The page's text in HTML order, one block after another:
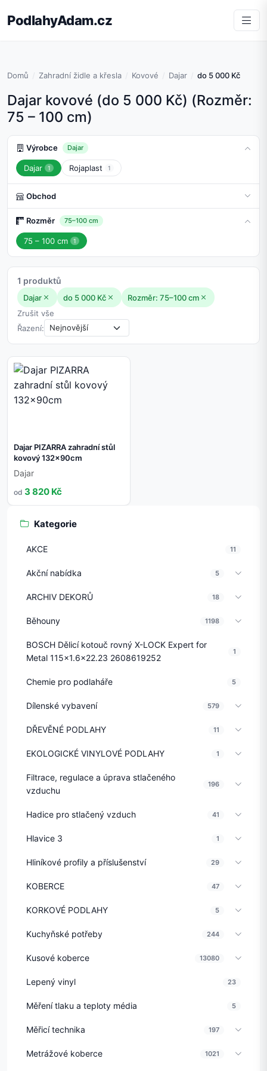
PodlahyAdam.cz
Domů Zahradní židle a křesla Kovové Dajar do 5 000 Kč
Dajar kovové (do 5 000 Kč) (Rozměr:
75 – 100 cm)
Výrobce Dajar
Dajar 1 Rojaplast 1
Obchod
Rozměr 75–100 cm
75 – 100 cm 1
1 produktů
Dajar do 5 000 Kč
Rozměr: 75–100 cm
Zrušit vše
Řazení:
Dajar PIZARRA zahradní stůl
kovový 132x90cm
Dajar
od 3 820 Kč
Kategorie
AKCE 11
Akční nabídka 5
ARCHIV DEKORŮ 18
Běhouny 1198
BOSCH Dělicí kotouč rovný X-LOCK Expert for
Metal 115x1.6x22.23 2608619252
1
Chemie pro podlaháře 5
Dílenské vybavení 579
DŘEVĚNÉ PODLAHY 11
EKOLOGICKÉ VINYLOVÉ PODLAHY 1
Filtrace, regulace a úprava stlačeného
vzduchu
196
Hadice pro stlačený vzduch 41
Hlavice 3 1
Hliníkové profily a příslušenství 29
KOBERCE 47
KORKOVÉ PODLAHY 5
Kuchyňské potřeby 244
Kusové koberce 13080
Lepený vinyl 23
Měření tlaku a teploty média 5
Měřicí technika 197
Metrážové koberce 1021